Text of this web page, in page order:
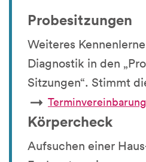
Probesitzungen
Weiteres
Diagnostik in den
Sitzungen“. Stimmt
Terminvereinbarung
Körpercheck
Aufsuchen einer